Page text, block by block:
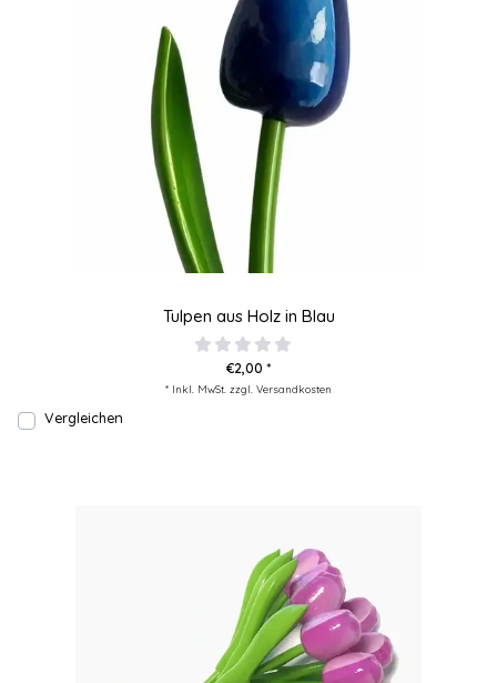
Tulpen aus Holz in Blau
€2,00 *
* Inkl. MwSt. zzgl. Versandkosten
Vergleichen